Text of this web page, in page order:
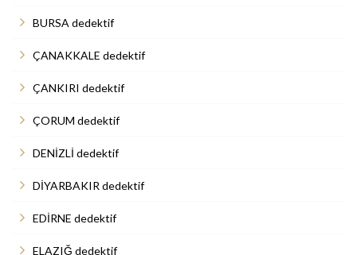
BURSA dedektif
ÇANAKKALE dedektif
ÇANKIRI dedektif
ÇORUM dedektif
DENİZLİ dedektif
DİYARBAKIR dedektif
EDİRNE dedektif
ELAZIĞ dedektif